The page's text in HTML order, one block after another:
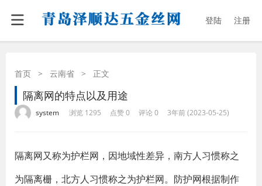
登陆 注册
首页 > 云南省 > 正文
隔离网的特点以及用途
system 浏览 1295 点赞 0 评论 0 3年前 (2023-05-25)
隔离网又称为护栏网，因地域性差异，南方人习惯称之
为隔离栅，北方人习惯称之为护栏网。防护网根据制作